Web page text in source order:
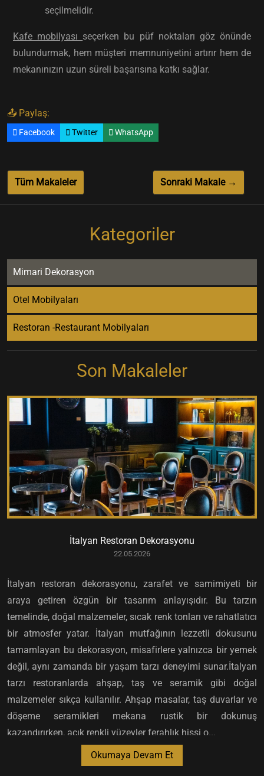
seçilmelidir.
Kafe mobilyası seçerken bu püf noktaları göz önünde
bulundurmak, hem müşteri memnuniyetini artırır hem de
mekanınızın uzun süreli başarısına katkı sağlar.
📤 Paylaş:
Facebook Twitter WhatsApp
Tüm Makaleler Sonraki Makale →
Kategoriler
Mimari Dekorasyon
Otel Mobilyaları
Restoran -Restaurant Mobilyaları
Son Makaleler
İtalyan Restoran Dekorasyonu
22.05.2026
İtalyan restoran dekorasyonu, zarafet ve samimiyeti bir
araya getiren özgün bir tasarım anlayışıdır. Bu tarzın
temelinde, doğal malzemeler, sıcak renk tonları ve rahatlatıcı
bir atmosfer yatar. İtalyan mutfağının lezzetli dokusunu
tamamlayan bu dekorasyon, misafirlere yalnızca bir yemek
değil, aynı zamanda bir yaşam tarzı deneyimi sunar.İtalyan
tarzı restoranlarda ahşap, taş ve seramik gibi doğal
malzemeler sıkça kullanılır. Ahşap masalar, taş duvarlar ve
döşeme seramikleri mekana rustik bir dokunuş
kazandırırken, açık renkli yüzeyler ferahlık hissi o...
Okumaya Devam Et